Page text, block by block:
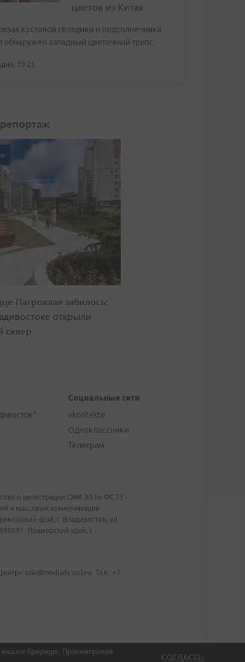
браузере. Просматривая
СОГЛАСЕН
цветов из Китая
кустовой гвоздики и подсолнечника
обнаружен западный цветочный трипс
19:25
Патрокла» забилось:
открыли
сквер
Социальные сети
vkontakte
Одноклассники
Телеграм
о регистрации СМИ ЭЛ № ФС 77 -
и массовых коммуникаций
край, г. Владивосток, ул.
Приморский край, г.
sale@mediadv.online. Тел.: +7